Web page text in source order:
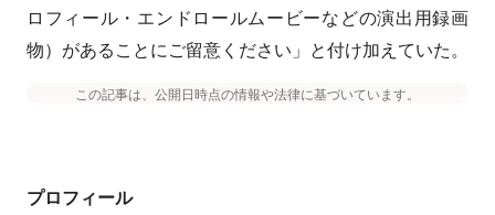
ロフィール・エンドロールムービーなどの演出用録画
物）があることにご留意ください」と付け加えていた。
この記事は、公開日時点の情報や法律に基づいています。
プロフィール